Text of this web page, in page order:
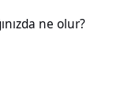
ne olur?